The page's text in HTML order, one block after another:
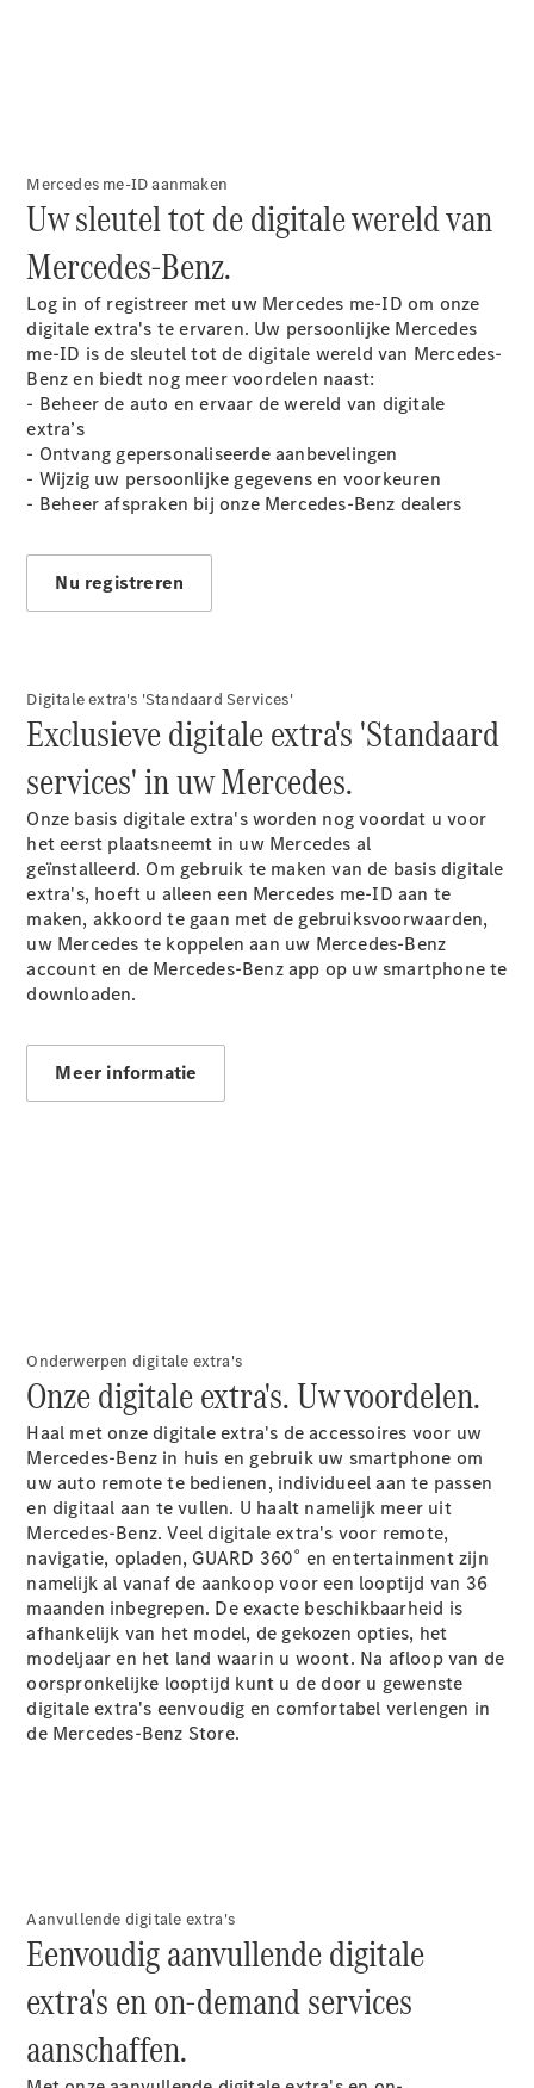
Configurator
Benz Store
SUV
Alle SUVs
EQA
EQE
SUV
Elektrisch
Mercedes-
GLA
GLA
GLA Nieuw Elektrisch
GLB
GLB
GLC
Elektrisch
GLC
GLC Coupé
GLE
GLE
Nieuw
GLE Coupé
GLE
Coupé
Nieuw
Mercedes-
Maybach
Nieuw
Alle Estates
CLA
Shooting
Brake
Elektrisch
CLA
Shooting
Brake
C-Klasse
Estate
E-Klasse
Benz Store
Hatchback
Mercedes me-ID aanmaken
Uw sleutel tot de digitale wereld van
Mercedes-Benz.
Log in of registreer met uw Mercedes me-ID om onze
digitale extra's teervaren. Uw persoonlijke Mercedes
me-ID is de sleutel tot de digitale wereld van Mercedes-
Benz en biedt nog meer voordelen naast:
- Beheer de auto en ervaar de wereld van digitale
extra’s
- Ontvang gepersonaliseerde aanbevelingen
- Wijzig uw persoonlijke gegevens en voorkeuren
- Beheer afspraken bij onze Mercedes-Benz dealers
Nu registreren
Digitale extra's 'Standaard Services'
Exclusieve digitale extra's 'Standaard
services' in uw Mercedes.
Onze basis digitale extra's worden nog voordat u voor
het eerst plaatsneemt in uw Mercedes al
geïnstalleerd. Om gebruik te maken van de basis digitale
extra's, hoeft u alleen een Mercedes me-ID aan te
maken, akkoord te gaan met de gebruiksvoorwaarden,
uw Mercedes te koppelen aan uw Mercedes-Benz
account en de Mercedes-Benz app op uw smartphone te
downloaden.
Meer informatie
Onderwerpen digitale extra's
Onze digitale extra's. Uw voordelen.
Haal met onze digitale extra's de accessoires voor uw
Mercedes-Benz in huis en gebruik uw smartphone om
uw auto remote te bedienen, individueel aan te passen
en digitaal aan te vullen. U haalt namelijk meer uit
Mercedes-Benz. Veel digitale extra's voor remote,
navigatie, opladen, GUARD 360˚ enentertainmentzijn
namelijk al vanaf de aankoop voor een looptijd van 36
maanden inbegrepen. De exacte beschikbaarheid is
afhankelijk van het model, de gekozen opties, het
modeljaar en het land waarin u woont. Na afloop van de
oorspronkelijke looptijd kunt u de door u gewenste
digitale extra's eenvoudig en comfortabel verlengen in
de Mercedes-Benz Store.
Aanvullende digitale extra's
Eenvoudig aanvullende digitale
extra's en on-demand services
aanschaffen.